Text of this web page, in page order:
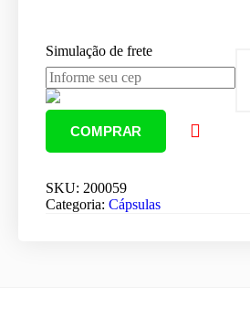
Simulação de frete
de
COMPRAR
SKU: 200059
Categoria: Cápsulas